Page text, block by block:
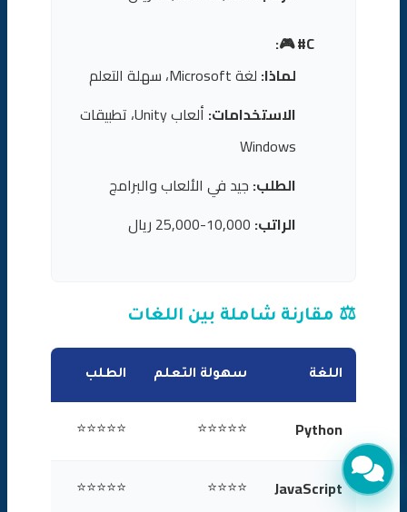
C# 🎮:
لماذا: لغة Microsoft، سهلة التعلم
الاستخدامات:
ألعاب Unity، تطبيقات
Windows
الطلب: جيد في الألعاب والبرامج
الراتب:
⚖️ مقارنة شاملة بين اللغات
اللغة سهولة التعلم الطلب
Python
⭐⭐⭐⭐⭐
⭐⭐⭐⭐⭐
JavaScript
⭐⭐⭐⭐
⭐⭐⭐⭐⭐